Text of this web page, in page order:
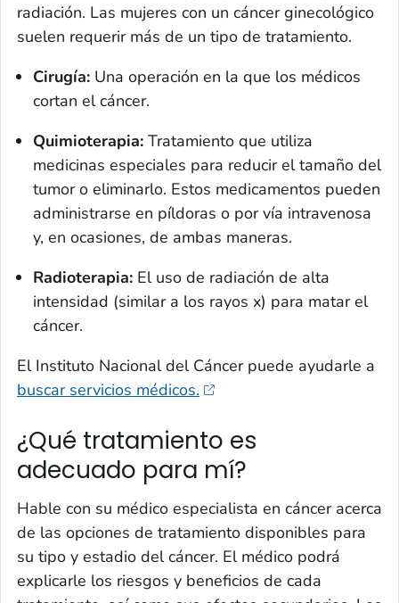
radiación. Las mujeres con un cáncer ginecológico
suelen requerir más de un tipo de tratamiento.
Cirugía: Una operación en la que los médicos
cortan el cáncer.
Quimioterapia: Tratamiento que utiliza
medicinas especiales para reducir el tamaño del
tumor o eliminarlo. Estos medicamentos pueden
administrarse en píldoras o por vía intravenosa
y, en ocasiones, de ambas maneras.
Radioterapia: El uso de radiación de alta
intensidad (similar a los rayos x) para matar el
cáncer.
El Instituto Nacional del Cáncer puede ayudarle a
buscar servicios médicos.
¿Qué tratamiento es
adecuado para mí?
Hable con su médico especialista en cáncer acerca
de las opciones de tratamiento disponibles para
su tipo y estadio del cáncer. El médico podrá
explicarle los riesgos y beneficios de cada